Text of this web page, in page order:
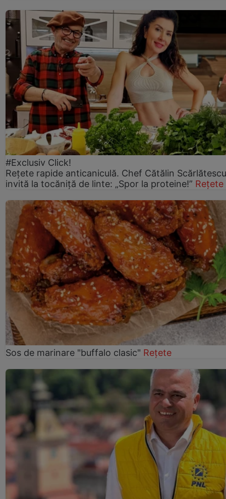
#Exclusiv Click!
Rețete rapide anticaniculă. Chef Cătălin
invită la tocăniță de linte: „Spor la proteine!” Rețete
Sos de marinare "buffalo clasic" Rețete